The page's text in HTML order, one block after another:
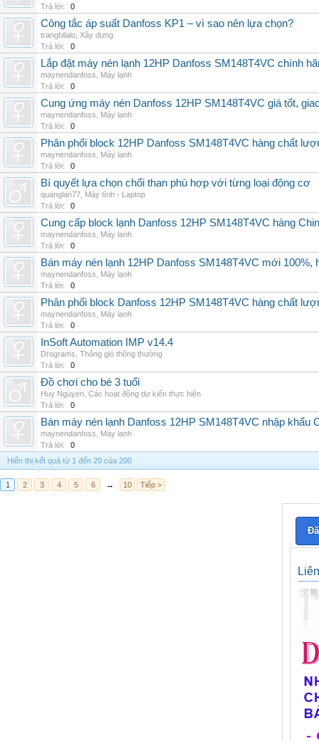
Trả lời:
0
Công tắc áp suất Danfoss KP1 – vì sao nên lựa chọn?
trangbilalo Xây dựng
Trả lời:
0
Lắp đặt máy nén lạnh 12HP Danfoss SM148T4VC chính
maynendanfoss
Máy lạnh
Trả lời:
0
Cung ứng máy nén Danfoss 12HP SM148T4VC giá tốt,
maynendanfoss
Máy lạnh
Trả lời:
0
Phân phối block 12HP Danfoss SM148T4VC hàng chất
maynendanfoss
Máy lạnh
Trả lời:
0
Bí quyết lựa chọn chổi than phù hợp với từng loại động cơ
quanglan77 Máy tính - Laptop
Trả lời:
0
Cung cấp block lạnh Danfoss 12HP SM148T4VC hàng
maynendanfoss
Máy lạnh
Trả lời:
0
Bán máy nén lạnh 12HP Danfoss SM148T4VC mới
maynendanfoss
Máy lạnh
Trả lời:
0
Phân phối block Danfoss 12HP SM148T4VC hàng chất
maynendanfoss
Máy lạnh
Trả lời:
0
InSoft Automation IMP v14.4
Drograms Thông gió thông thường
Trả lời:
0
Đồ chơi cho bé 3 tuổi
Huy Nguyen Các hoạt động dự kiến thực hiện
Trả lời:
0
Bán máy nén lạnh Danfoss 12HP SM148T4VC nhập khẩu
maynendanfoss
Máy lạnh
Trả lời:
0
Hiển thị kết quả từ 1 đến 20 của 200
1 2 3 4 5 6 → 10 Tiếp >